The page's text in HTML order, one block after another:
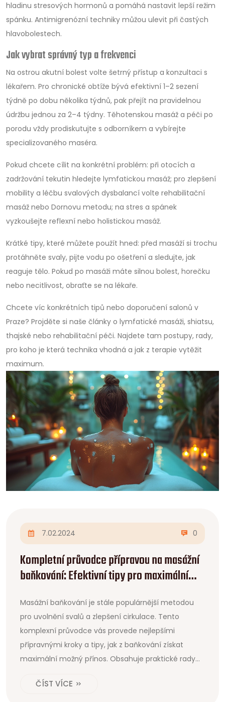
hladinu stresových hormonů a pomáhá nastavit lepší režim
spánku. Antimigrenózní techniky můžou ulevit při častých
hlavobolestech.
Jak vybrat správný typ a frekvenci
Na ostrou akutní bolest volte šetrný přístup a konzultaci s
lékařem. Pro chronické obtíže bývá efektivní 1–2 sezení
týdně po dobu několika týdnů, pak přejít na pravidelnou
údržbu jednou za 2–4 týdny. Těhotenskou masáž a péči po
porodu vždy prodiskutujte s odborníkem a vybírejte
specializovaného maséra.
Pokud chcete cílit na konkrétní problém: při otocích a
zadržování tekutin hledejte lymfatickou masáž; pro zlepšení
mobility a léčbu svalových dysbalancí volte rehabilitační
masáž nebo Dornovu metodu; na stres a spánek
vyzkoušejte reflexní nebo holistickou masáž.
Krátké tipy, které můžete použít hned: před masáží si trochu
protáhněte svaly, pijte vodu po ošetření a sledujte, jak
reaguje tělo. Pokud po masáži máte silnou bolest, horečku
nebo necitlivost, obraťte se na lékaře.
Chcete víc konkrétních tipů nebo doporučení salonů v
Praze? Projděte si naše články o lymfatické masáži, shiatsu,
thajské nebo rehabilitační péči. Najdete tam postupy, rady,
pro koho je která technika vhodná a jak z terapie vytěžit
maximum.
7.02.2024 0
Kompletní průvodce přípravou na masážní
baňkování: Efektivní tipy pro maximální
Masážní baňkování je stále populárnější metodou
pro uvolnění svalů a zlepšení cirkulace. Tento
komplexní průvodce vás provede nejlepšími
přípravnými kroky a tipy, jak z baňkování získat
maximální možný přínos. Obsahuje praktické rady
jako zajímavé informace o historii a vědeckých
ČÍST VÍCE